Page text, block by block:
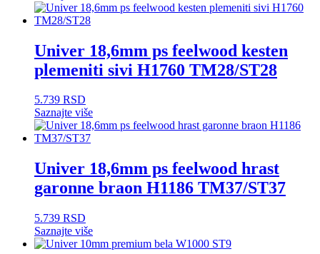
Univer 18,6mm ps feelwood kesten
plemeniti sivi H1760 TM28/ST28
5.739 RSD
Saznajte više
Univer 18,6mm ps feelwood hrast
garonne braon H1186 TM37/ST37
5.739 RSD
Saznajte više